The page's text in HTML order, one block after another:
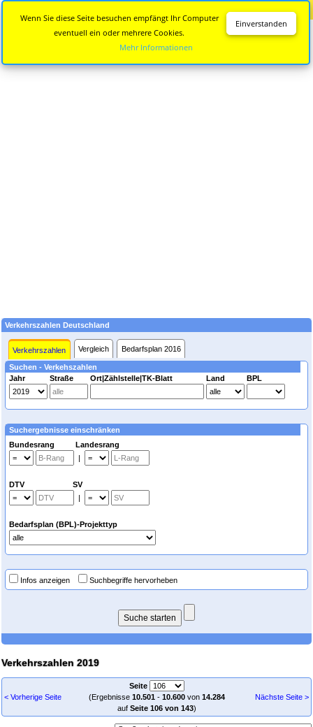
Verkehrszahlen Deutschland
Verkehrszahlen Vergleich Bedarfsplan 2016
Suchen - Verkehszahlen
Jahr
Straße Ort|Zählstelle|TK-Blatt Land BPL
Suchergebnisse einschränken
Bundesrang Landesrang
|
DTV SV
|
Bedarfsplan (BPL)-Projekttyp
Infos anzeigen Suchbegriffe hervorheben
Verkehrszahlen 2019
< Vorherige Seite
Seite
(Ergebnisse 10.501- 10.600von 14.284
auf Seite 106 von 143)
Nächste Seite >
Einverstanden
Wenn Sie diese Seite besuchen empfängt Ihr Computer
eventuell ein oder mehrere Cookies.
Mehr Informationen